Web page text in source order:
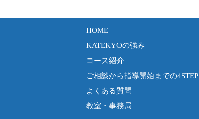
HOME
KATEKYOの強み
コース紹介
ご相談から指導開始までの4STEP
よくある質問
教室・事務局